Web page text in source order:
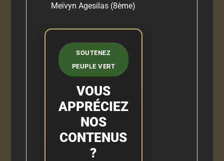
Meïvyn Agesilas (8ème)
SOUTENEZ
PEUPLE VERT
VOUS
APPRÉCIEZ
NOS
CONTENUS
?